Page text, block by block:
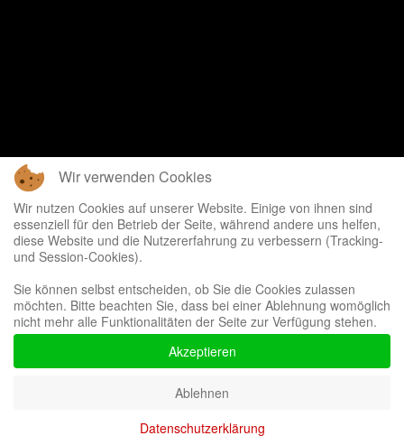
Wir verwenden Cookies
Wir nutzen Cookies auf unserer Website. Einige von ihnen sind
essenziell für den Betrieb der Seite, während andere uns helfen,
diese Website und die Nutzererfahrung zu verbessern (Tracking-
und Session-Cookies).
Sie können selbst entscheiden, ob Sie die Cookies zulassen
möchten. Bitte beachten Sie, dass bei einer Ablehnung womöglich
nicht mehr alle Funktionalitäten der Seite zur Verfügung stehen.
Akzeptieren
Ablehnen
Datenschutzerklärung